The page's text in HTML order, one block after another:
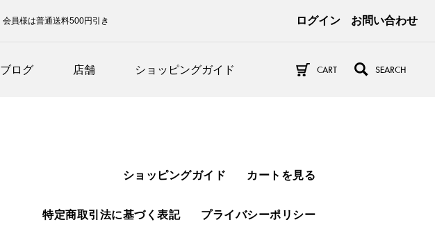
会員様は普通送料500円引き
ブログ 店舗 ショッピングガイド
ログイン お問い合わせ
CART SEARCH
ショッピングガイド カートを見る
特定商取引法に基づく表記 プライバシーポリシー